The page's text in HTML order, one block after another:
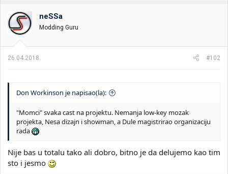
o
v
a
n
:
neSSa
Modding Guru
26.04.2018. #102
Don Workinson je napisao(la):
"Momci" svaka cast na projektu. Nemanja low-key mozak
projekta, Nesa dizajn i showman, a Dule magistrirao organizaciju
rada
Nije bas u totalu tako ali dobro, bitno je da delujemo kao tim
sto i jesmo